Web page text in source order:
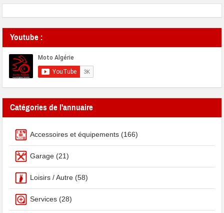
Youtube :
Catégories de l'annuaire
Accessoires et équipements (166)
Garage (21)
Loisirs / Autre (58)
Services (28)